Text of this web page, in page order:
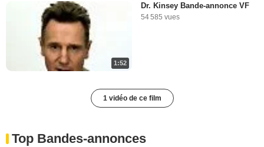
1:52
Dr. Kinsey Bande-annonce VF
54 585 vues
1 vidéo de ce film
Top Bandes-annonces